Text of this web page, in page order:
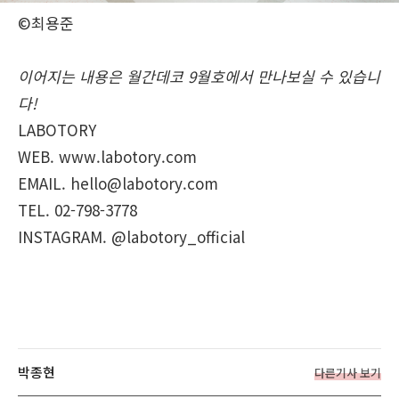
©최용준
이어지는 내용은 월간데코 9월호에서 만나보실 수 있습니
다!
LABOTORY
WEB. www.labotory.com
EMAIL. hello@labotory.com
TEL. 02-798-3778
INSTAGRAM. @labotory_official
박종현 다른기사 보기